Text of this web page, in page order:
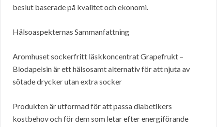
beslut baserade på kvalitet och ekonomi.
Hälsoaspekternas Sammanfattning
Aromhuset sockerfritt läskkoncentrat Grapefrukt –
Blodapelsin är ett hälsosamt alternativ för att njuta av
sötade drycker utan extra socker
Produkten är utformad för att passa diabetikers
kostbehov och för dem som letar efter energiförande